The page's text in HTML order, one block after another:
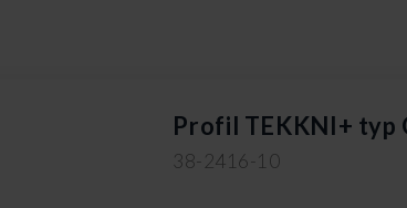
Profil TEKKNI+ typ
38-2416-10